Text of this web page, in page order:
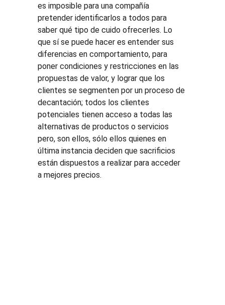
es imposible para una compañía
pretender identificarlos a todos para
saber qué tipo de cuido ofrecerles. Lo
que sí se puede hacer es entender sus
diferencias en comportamiento, para
poner condiciones y restricciones en las
propuestas de valor, y lograr que los
clientes se segmenten por un proceso de
decantación; todos los clientes
potenciales tienen acceso a todas las
alternativas de productos o servicios
pero, son ellos, sólo ellos quienes en
última instancia deciden que sacrificios
están dispuestos a realizar para acceder
a mejores precios.